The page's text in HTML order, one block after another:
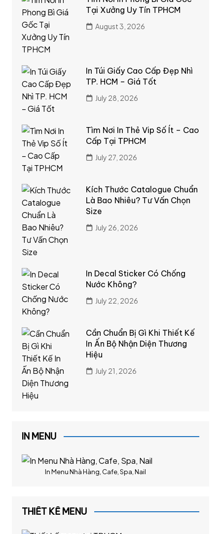
Tại Xưởng Uy Tín TPHCM
August 3, 2026
In Túi Giấy Cao Cấp Đẹp Nhì
TP. HCM – Giá Tốt
July 28, 2026
Tìm Nơi In Thẻ Vip Số Ít – Cao
Cấp Tại TPHCM
July 27, 2026
Kích Thước Catalogue Chuẩn
Là Bao Nhiêu? Tư Vấn Chọn
Size
July 26, 2026
In Decal Sticker Có Chống
Nước Không?
July 22, 2026
Cần Chuẩn Bị Gì Khi Thiết Kế
In Ấn Bộ Nhận Diện Thương
Hiệu
July 21, 2026
IN MENU
In Menu Nhà Hàng, Cafe, Spa, Nail
THIẾT KẾ MENU